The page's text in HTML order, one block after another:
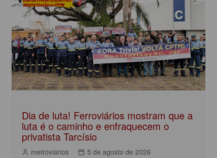
Dia de luta! Ferroviários mostram que a
luta é o caminho e enfraquecem o
privatista Tarcísio
metroviarios 5 de agosto de 2026